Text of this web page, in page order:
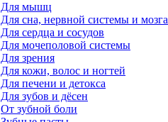
Для мышц
Для сна, нервной системы и мозга
Для сердца и сосудов
Для мочеполовой системы
Для зрения
Для кожи, волос и ногтей
Для печени и детокса
Для зубов и дёсен
От зубной боли